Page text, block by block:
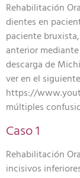
Rehabilitación
dientes en
paciente
anterior
descarga de
ver en el
https://
múltiples
Caso 1
Rehabilitación
incisivos